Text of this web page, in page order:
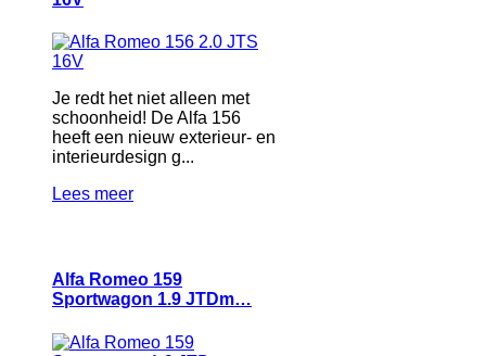
Je redt het niet alleen met
schoonheid! De Alfa 156
heeft een nieuw exterieur- en
interieurdesign g...
Lees meer
Alfa Romeo 159
Sportwagon 1.9 JTDm…